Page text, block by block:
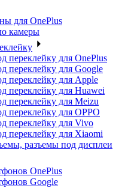
для OnePlus
камеры
переклейку для OnePlus
переклейку для Google
переклейку для Apple
переклейку для Huawei
переклейку для Meizu
переклейку для OPPO
переклейку для Vivo
переклейку для Xiaomi
разъемы под дисплеи
OnePlus
Google